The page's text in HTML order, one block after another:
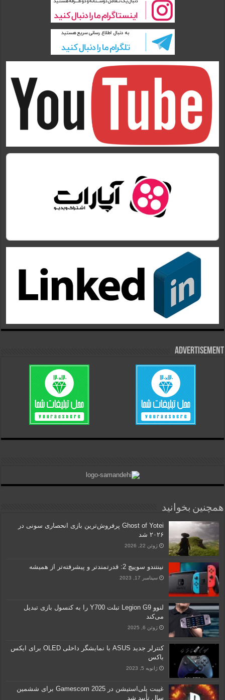
Advertisement
همچنین بخوانید
Ghost of Yotei پرفروش‌ترین بازی انحصاری سونی در
۲۰۲۶ شد
ژوئن 22, 2026
نینتندو سوییچ 2: قدرتمندتر و پیشرفته‌تر از همیشه
سپتامبر 17, 2023
لنوو Legion G9 تبلت Y700 را به کنسول بازی تبدیل
می‌کند
ژوئن 6, 2025
کنترلر جدید ASUS با نمایشگر داخلی OLED برای ایکس
باکس
ژانویه 5, 2023
غیبت پلی‌استیشن در Gamescom 2025 برای ششمین
سال تأیید شد